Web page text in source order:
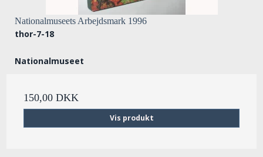
Nationalmuseets Arbejdsmark 1996
thor-7-18
Nationalmuseet
150,00 DKK
Vis produkt